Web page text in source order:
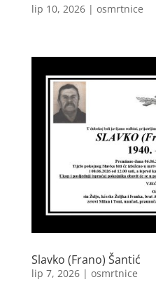
lip 10, 2026| osmrtnice
Slavko (Frano) Šantić
lip 7, 2026| osmrtnice